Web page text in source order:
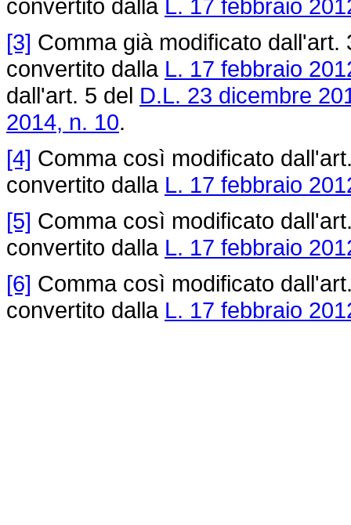
convertito dalla L. 17 febbraio
[3] Comma già modificato dall'art.
convertito dalla L. 17 febbraio
dall'art. 5 del D.L. 23 dicembre
2014, n. 10.
[4] Comma così modificato
convertito dalla L. 17 febbraio
[5] Comma così modificato
convertito dalla L. 17 febbraio
[6] Comma così modificato
convertito dalla L. 17 febbraio